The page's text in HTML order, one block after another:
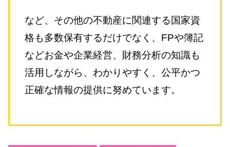
など、その他の不動産に関連する国家資
格も多数保有するだけでなく、FPや簿記
などお金や企業経営、財務分析の知識も
活用しながら、わかりやすく、公平かつ
正確な情報の提供に努めています。